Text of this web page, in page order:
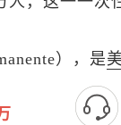
），是